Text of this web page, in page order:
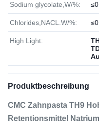
Sodium glycolate,W/%:
Chlorides,NACL.W/%:
High Light:
Produktbeschreibung
CMC Zahnpasta TH9
Retentionsmittel